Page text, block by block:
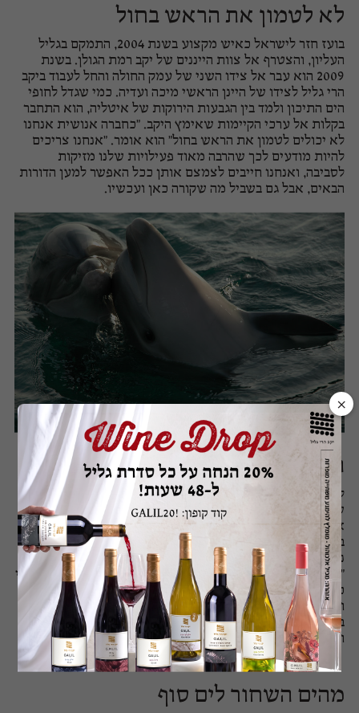
לא לטמון את הראש בחול
בועז חזר לישראל כאיש מקצוע בשנת 2004, התמקם בגליל
העליון, והצטרף אל צוות הייננים של יקב רמת הגולן. בשנת
2009 הוא עבר אל צידו השני של עמק החולה והחל לעבוד ביקב
הרי גליל לצידו של היינן הראשי מיכה ועדיה. כמי שגדל לחופי
הים התיכון ולמד בין הגבעות הירוקות של איטליה, הוא התחבר
בקלות אל ערכי הקיימות שאימץ היקב. "כחברה אנושית אנחנו
לא יכולים לטמון את הראש בחול" הוא אומר. "אנחנו צריכים
להיות מודעים לכך שהרבה מאוד פעילויות שלנו מזיקות
לסביבה, ואנחנו חייבים לצמצם אותן ככל האפשר למען הדורות
הבאים, אבל גם בשביל מה שקורה כאן ועכשיו.
הפלגה נעימה
לדברי בועז, "ככל שהגפן יותר בריאה הפרי יותר טוב", וכמו
שאנחנו יודעים, ככל שהפרי יותר טוב, היין יותר טוב. דישון
אינטנסיבי וריסוסים, יכולים לעזור, אבל ברוב המקרים מדובר
בחומרים כימיים שלא מתפרקים ושבסופו של דבר, לאחר שהם
נשטפים אל מקורות המים, הם מגיעים אל הים ומזהמים אותו.
"גפן בריאה" הוא אומר" "יכולה להתמודד עם מחלות ומזיקים בלי
כל החומרים הללו וגם להאריך ימים". בועז מרים עוגן השנה
ומפליג אל עבר אתגרים חדשים. אנחנו מאחלים לו המון
בהצלחה ובטוחים שאת ערכי הקיימות, יחד עם הכישרון
והמסירות הוא ייקח איתו אל כל נמל בו הוא יחליט לעגון.
מהים השחור לים סוף
×